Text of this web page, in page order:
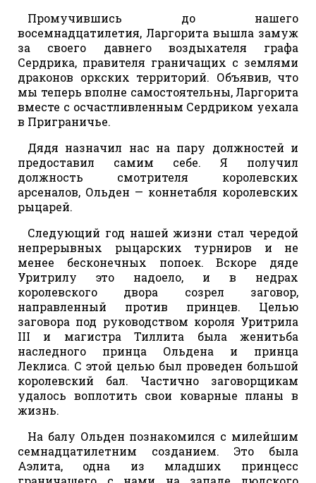
Промучившись до нашего
восемнадцатилетия, Ларгорита вышла замуж
за своего давнего воздыхателя графа
Сердрика, правителя граничащих с землями
драконов оркских территорий. Объявив, что
мы теперь вполне самостоятельны, Ларгорита
вместе с осчастливленным Сердриком уехала
в Приграничье.
Дядя назначил нас на пару должностей и
предоставил самим себе. Я получил
должность смотрителя королевских
арсеналов, Ольден — коннетабля королевских
рыцарей.
Следующий год нашей жизни стал чередой
непрерывных рыцарских турниров и не
менее бесконечных попоек. Вскоре дяде
Уритрилу это надоело, и в недрах
королевского двора созрел заговор,
направленный против принцев. Целью
заговора под руководством короля Уритрила
III и магистра Тиллита была женитьба
наследного принца Ольдена и принца
Леклиса. С этой целью был проведен большой
королевский бал. Частично заговорщикам
удалось воплотить свои коварные планы в
жизнь.
На балу Ольден познакомился с милейшим
семнадцатилетним созданием. Это была
Аэлита, одна из младших принцесс